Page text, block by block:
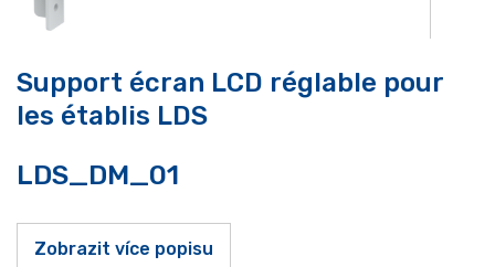
Support écran LCD réglable pour
les établis LDS
LDS_DM_01
Zobrazit více popisu